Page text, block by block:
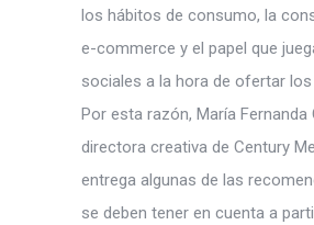
los hábitos de consumo, la
e-commerce y el papel que
sociales a la hora de ofertar
Por esta razón, María Fernanda
directora creativa de Century
entrega algunas de las
se deben tener en cuenta a